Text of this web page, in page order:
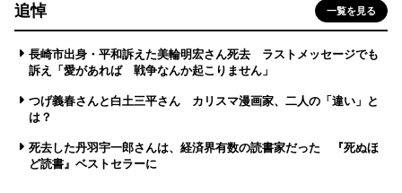
追悼 一覧を見る
長崎市出身・平和訴えた美輪明宏さん死去 ラストメッセージでも
訴え「愛があれば 戦争なんか起こりません」
つげ義春さんと白土三平さん カリスマ漫画家、二人の「違い」と
は？
死去した丹羽宇一郎さんは、経済界有数の読書家だった 『死ぬほ
ど読書』ベストセラーに